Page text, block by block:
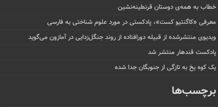
خطاب به همه‌ی دوستان قرنطینه‌نشین
معرفی «کاگنتیو کست»، پادکستی در مورد علوم شناختی به فارسی
ویدیوی منتشرشده از قبیله دورافتاده‌ از روند جنگل‌زدایی در آمازون می‌گوید
پادکست قندهار منتشر شد
یک کوه یخ به تازگی از جنوبگان جدا شده
برچسب‌ها